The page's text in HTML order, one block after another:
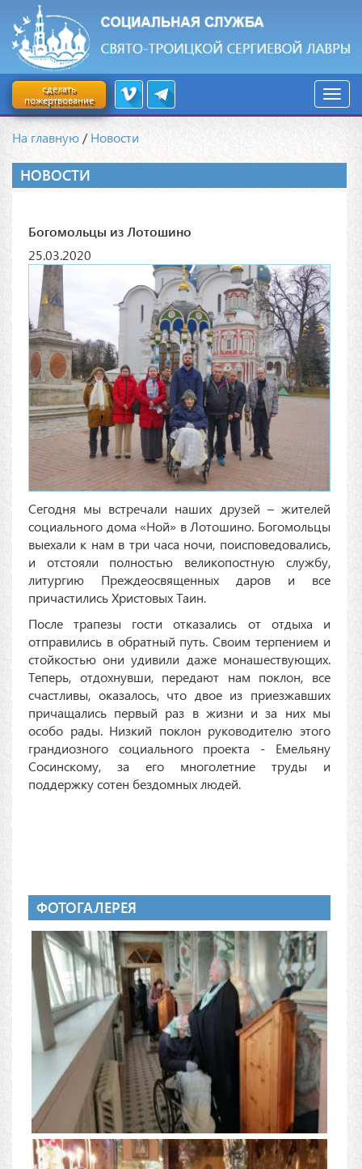
сделать
пожертвование
На главную /Новости
НОВОСТИ
Богомольцы из Лотошино
25.03.2020
Сегодня мы встречали наших друзей – жителей
социального дома «Ной» в Лотошино. Богомольцы
выехали к нам в три часа ночи, поисповедовались,
и отстояли полностью великопостную службу,
литургию Преждеосвященных даров и все
причастились Христовых Таин.
После трапезы гости отказались от отдыха и
отправились в обратный путь. Своим терпением и
стойкостью они удивили даже монашествующих.
Теперь, отдохнувши, передают нам поклон, все
счастливы, оказалось, что двое из приезжавших
причащались первый раз в жизни и за них мы
особо рады. Низкий поклон руководителю этого
грандиозного социального проекта - Емельяну
Сосинскому, за его многолетние труды и
поддержку сотен бездомных людей.
ФОТОГАЛЕРЕЯ